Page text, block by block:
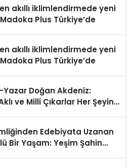
akıllı iklimlendirmede yeni
Plus Türkiye’de
akıllı iklimlendirmede yeni
Plus Türkiye’de
Yazar Doğan Akdeniz:
ve Milli Çıkarlar Her Şeyin
Edebiyata Uzanan
Bir Yaşam: Yeşim Şahin